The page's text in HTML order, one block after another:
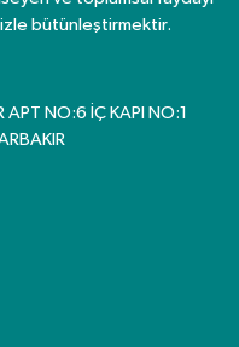
bütünleştirmektir.
APT NO:6 İÇ KAPI NO:1